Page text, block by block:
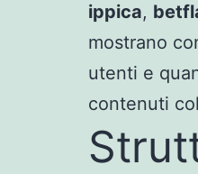
ippica,
mostrano
utenti e
contenuti